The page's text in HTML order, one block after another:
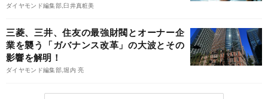
ダイヤモンド編集部,臼井真粧美
三菱、三井、住友の最強財閥とオーナー企
業を襲う「ガバナンス改革」の大波とその
影響を解明！
ダイヤモンド編集部,堀内 亮